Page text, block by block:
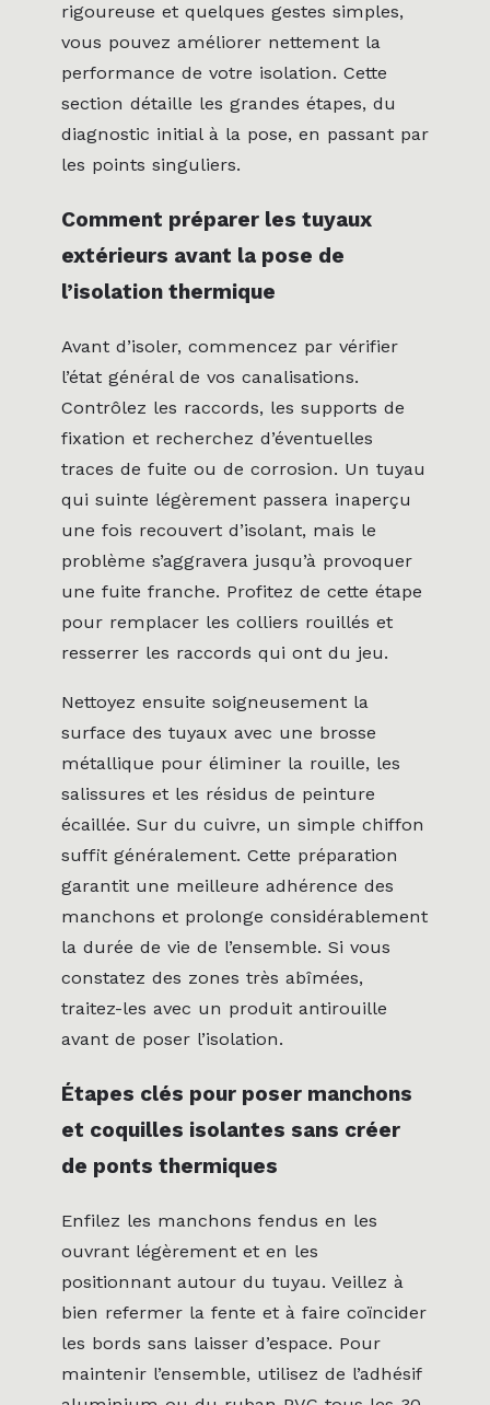
rigoureuse et quelques gestes simples,
vous pouvez améliorer nettement la
performance de votre isolation. Cette
section détaille les grandes étapes, du
diagnostic initial à la pose, en passant par
les points singuliers.
Comment préparer les tuyaux
extérieurs avant la pose de
l’isolation thermique
Avant d’isoler, commencez par vérifier
l’état général de vos canalisations.
Contrôlez les raccords, les supports de
fixation et recherchez d’éventuelles
traces de fuite ou de corrosion. Un tuyau
qui suinte légèrement passera inaperçu
une fois recouvert d’isolant, mais le
problème s’aggravera jusqu’à provoquer
une fuite franche. Profitez de cette étape
pour remplacer les colliers rouillés et
resserrer les raccords qui ont du jeu.
Nettoyez ensuite soigneusement la
surface des tuyaux avec une brosse
métallique pour éliminer la rouille, les
salissures et les résidus de peinture
écaillée. Sur du cuivre, un simple chiffon
suffit généralement. Cette préparation
garantit une meilleure adhérence des
manchons et prolonge considérablement
la durée de vie de l’ensemble. Si vous
constatez des zones très abîmées,
traitez-les avec un produit antirouille
avant de poser l’isolation.
Étapes clés pour poser manchons
et coquilles isolantes sans créer
de ponts thermiques
Enfilez les manchons fendus en les
ouvrant légèrement et en les
positionnant autour du tuyau. Veillez à
bien refermer la fente et à faire coïncider
les bords sans laisser d’espace. Pour
maintenir l’ensemble, utilisez de l’adhésif